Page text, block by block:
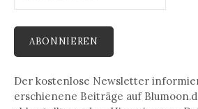
Der kostenlose Newsletter
erschienene Beiträge auf